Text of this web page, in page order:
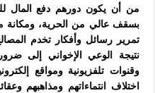
من أن يكون دورهم دفع المال
بسقف عالي من الحرية، ومكانة
تمرير رسائل وأفكار تخدم
نتيجة الوعي الإخواني إلى
وقنوات تلفزيونية ومواقع
اختلاف انتماءاتهم ومذاهبهم